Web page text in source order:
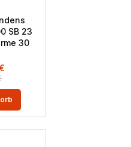
SB 23
30
€